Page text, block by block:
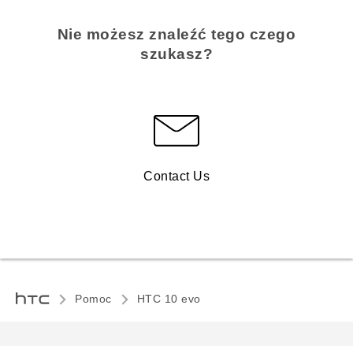
Nie możesz znaleźć tego czego
szukasz?
Contact Us
Pomoc HTC 10 evo‎